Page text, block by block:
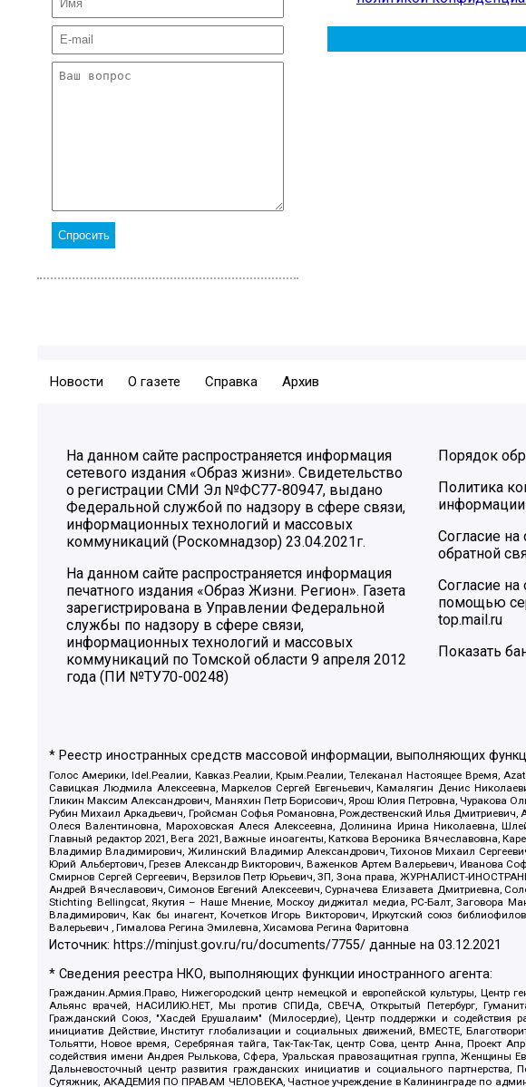
Новости О газете Справка Архив
На данном сайте распространяется информация
сетевого издания «Образ жизни». Свидетельство
о регистрации СМИ Эл №ФС77-80947, выдано
Федеральной службой по надзору в сфере связи,
информационных технологий и массовых
коммуникаций (Роскомнадзор) 23.04.2021г.
На данном сайте распространяется информация
печатного издания «Образ Жизни. Регион». Газета
зарегистрирована в Управлении Федеральной
службы по надзору в сфере связи,
информационных технологий и массовых
коммуникаций по Томской области 9 апреля 2012
года (ПИ №ТУ70-00248)
Порядок
Политика
информации
Согласие
обратной
Согласие
помощью
top.mail.ru
Показать
* Реестр иностранных средств массовой информации, выполняющих
Голос Америки, Idel.Реалии, Кавказ.Реалии, Крым.Реалии, Телеканал Настоящее Время,
Савицкая Людмила Алексеевна, Маркелов Сергей Евгеньевич, Камалягин Денис
Гликин Максим Александрович, Маняхин Петр Борисович, Ярош Юлия Петровна, Чуракова
Рубин Михаил Аркадьевич, Гройсман Софья Романовна, Рождественский Илья
Олеся Валентиновна, Мароховская Алеся Алексеевна, Долинина Ирина Николаевна,
Главный редактор 2021, Вега 2021, Важные иноагенты, Каткова Вероника Вячеславовна,
Владимир Владимирович, Жилинский Владимир Александрович, Тихонов Михаил
Юрий Альбертович, Грезев Александр Викторович, Важенков Артем Валерьевич, Иванова
Смирнов Сергей Сергеевич, Верзилов Петр Юрьевич, ЗП, Зона права, ЖУРНАЛИСТ-
Андрей Вячеславович, Симонов Евгений Алексеевич, Сурначева Елизавета Дмитриевна,
Stichting Bellingcat, Якутия – Наше Мнение, Москоу диджитал медиа, РС-Балт, Заговора
Владимирович, Как бы инагент, Кочетков Игорь Викторович, Иркутский союз
Валерьевич , Гималова Регина Эмилевна, Хисамова Регина Фаритовна
Источник: https://minjust.gov.ru/ru/documents/7755/ данные на03.12.2021
* Сведения реестра НКО, выполняющих функции иностранного агента:
Гражданин.Армия.Право, Нижегородский центр немецкой и европейской культуры, Центр
Альянс врачей, НАСИЛИЮ.НЕТ, Мы против СПИДа, СВЕЧА, Открытый Петербург,
Гражданский Союз, "Хасдей Ерушалаим" (Милосердие), Центр поддержки и
инициатив Действие, Институт глобализации и социальных движений, ВМЕСТЕ,
Тольятти, Новое время, Серебряная тайга, Так-Так-Так, центр Сова, центр Анна, Проект
содействия имени Андрея Рылькова, Сфера, Уральская правозащитная группа, Женщины
Дальневосточный центр развития гражданских инициатив и социального
Сутяжник, АКАДЕМИЯ ПО ПРАВАМ ЧЕЛОВЕКА, Частное учреждение в Калининграде по